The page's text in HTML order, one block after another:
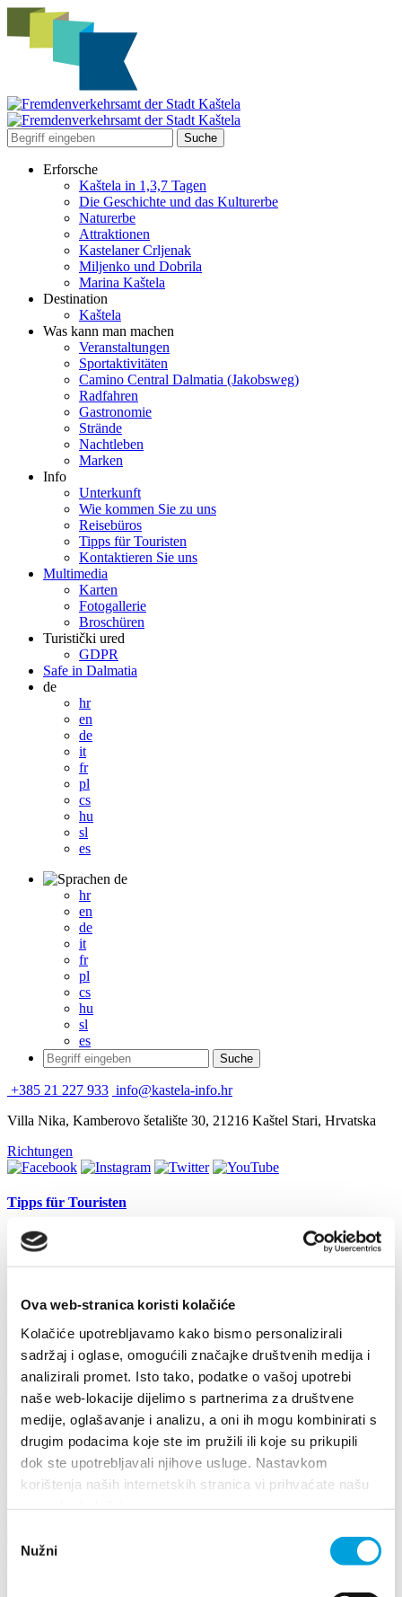
Ova web-stranica koristi kolačiće
Kolačiće upotrebljavamo kako bismo personalizirali
sadržaj i oglase, omogućili značajke društvenih medija i
analizirali promet. Isto tako, podatke o vašoj upotrebi
naše web-lokacije dijelimo s partnerima za društvene
medije, oglašavanje i analizu, a oni ih mogu kombinirati s
drugim podacima koje ste im pružili ili koje su prikupili
dok ste upotrebljavali njihove usluge. Nastavkom
korištenja naših internetskih stranica vi prihvaćate našu
pristanka
Nužni
Erforsche
Kaštela in 1,3,7 Tagen
Die Geschichte und das Kulturerbe
Naturerbe
Attraktionen
Kastelaner Crljenak
Miljenko und Dobrila
Marina Kaštela
Destination
Kaštela
Was kann man machen
Veranstaltungen
Sportaktivitäten
Camino Central Dalmatia (Jakobsweg)
Radfahren
Gastronomie
Strände
Nachtleben
Marken
Info
Unterkunft
Wie kommen Sie zu uns
Reisebüros
Tipps für Touristen
Kontaktieren Sie uns
Multimedia
Karten
Fotogallerie
Broschüren
Turistički ured
GDPR
Safe in Dalmatia
de
hr
en
de
it
fr
pl
cs
hu
sl
es
de
hr
en
de
it
fr
pl
cs
hu
sl
es
+385 21 227 933 info@kastela-info.hr
Villa Nika, Kamberovo šetalište 30, 21216 Kaštel Stari, Hrvatska
Richtungen
Tipps für Touristen
Zollbestimmungen
regulations:
https://carina.gov.hr/en
Veranstaltungen
Mehr entdecken
17. August 2026
Arias under the stars
Kaštel Stari is once again becoming the stage for an unforgettable
musical experience. At the traditional...